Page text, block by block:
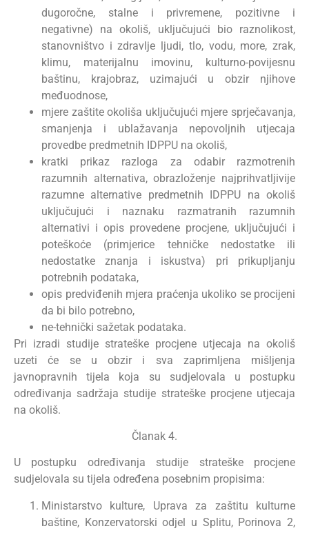
dugoročne, stalne i privremene, pozitivne i
negativne) na okoliš, uključujući bio raznolikost,
stanovništvo i zdravlje ljudi, tlo, vodu, more, zrak,
klimu, materijalnu imovinu, kulturno-povijesnu
baštinu, krajobraz, uzimajući u obzir njihove
međuodnose,
mjere zaštite okoliša uključujući mjere sprječavanja,
smanjenja i ublažavanja nepovoljnih utjecaja
provedbe predmetnih IDPPU na okoliš,
kratki prikaz razloga za odabir razmotrenih
razumnih alternativa, obrazloženje najprihvatljivije
razumne alternative predmetnih IDPPU na okoliš
uključujući i naznaku razmatranih razumnih
alternativi i opis provedene procjene, uključujući i
poteškoće (primjerice tehničke nedostatke ili
nedostatke znanja i iskustva) pri prikupljanju
potrebnih podataka,
opis predviđenih mjera praćenja ukoliko se procijeni
da bi bilo potrebno,
ne-tehnički sažetak podataka.
Pri izradi studije strateške procjene utjecaja na okoliš
uzeti će se u obzir i sva zaprimljena mišljenja
javnopravnih tijela koja su sudjelovala u postupku
određivanja sadržaja studije strateške procjene utjecaja
na okoliš.
Članak 4.
U postupku određivanja studije strateške procjene
sudjelovala su tijela određena posebnim propisima:
Ministarstvo kulture, Uprava za zaštitu kulturne
baštine, Konzervatorski odjel u Splitu, Porinova 2,